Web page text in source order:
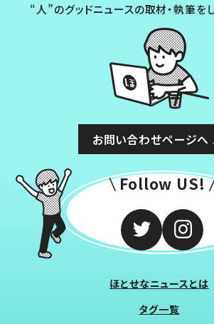
“人”のグッドニュースの取材・執筆を
お問い合わせページへ
Follow US!
ほとせなニュースとは
タグ一覧